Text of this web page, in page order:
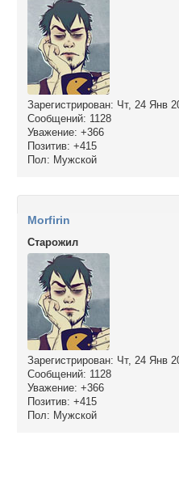
Зарегистрирован: Чт, 24 Янв
Сообщений: 1128
Уважение: +366
Позитив: +415
Пол: Мужской
Morfirin
Cтарожил
Зарегистрирован: Чт, 24 Янв
Сообщений: 1128
Уважение: +366
Позитив: +415
Пол: Мужской